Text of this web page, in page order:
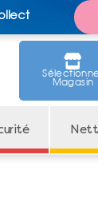
Magasin